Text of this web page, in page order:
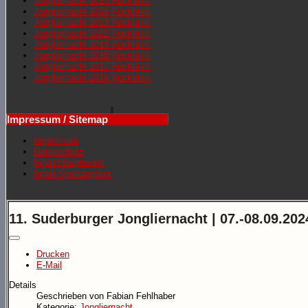
Jongliernacht 2024 Rückblick
Jongliernacht 2023 Rückblick
Jongliernacht 2022 Rückblick
Jongliernacht 2019 Rückblick
Jongliernacht 2018 Rückblick
Jongliernacht 2017 Rückblick
Jongliernacht 2016 Rückblick
Impressum / Sitemap
Impressum
Datenschutz
Inhalt Hauptmenü
Inhalt Sportangebot
11. Suderburger Jongliernacht | 07.-
Drucken
E-Mail
Details
Geschrieben von Fabian Fehlhaber